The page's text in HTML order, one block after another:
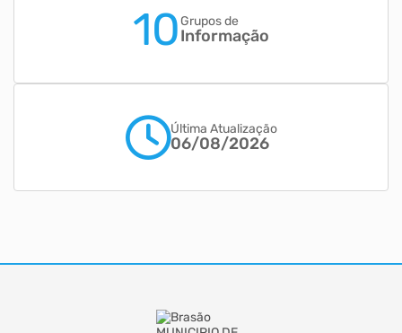
10Grupos de
Informação
Última Atualização
06/08/2026